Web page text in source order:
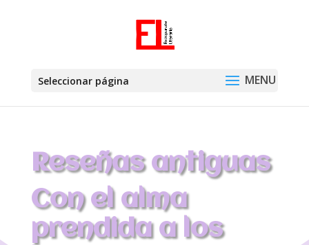
Seleccionar página
Reseñas antiguas
Con el alma
prendida a los